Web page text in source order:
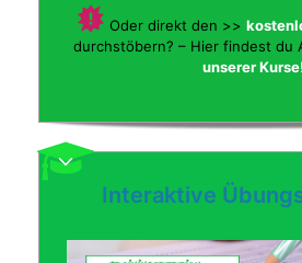
Oder direkt den >>
durchstöbern? – Hier findest du
unserer Kurse!
Interaktive